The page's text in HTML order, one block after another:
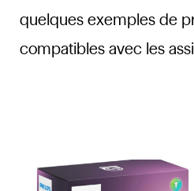
quelques exemples de
compatibles avec les